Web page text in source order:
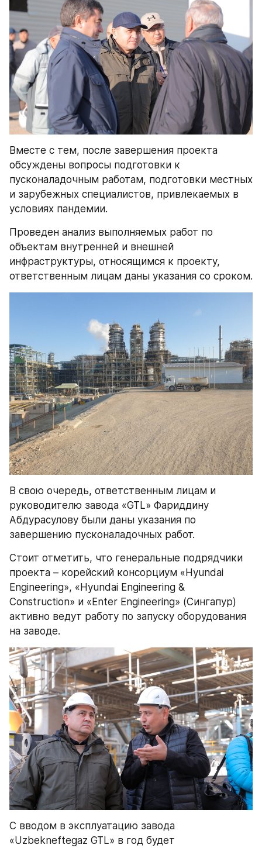
Вместе с тем, после завершения проекта
обсуждены вопросы подготовки к
пусконаладочным работам, подготовки местных
и зарубежных специалистов, привлекаемых в
условиях пандемии.
Проведен анализ выполняемых работ по
объектам внутренней и внешней
инфраструктуры, относящимся к проекту,
ответственным лицам даны указания со сроком.
В свою очередь, ответственным лицам и
руководителю завода «GTL» Фариддину
Абдурасулову были даны указания по
завершению пусконаладочных работ.
Стоит отметить, что генеральные подрядчики
проекта – корейский консорциум «Hyundai
Engineering», «Hyundai Engineering &
Construction» и «Enter Engineering» (Сингапур)
активно ведут работу по запуску оборудования
на заводе.
С вводом в эксплуатацию завода
«Uzbekneftegaz GTL» в год будет